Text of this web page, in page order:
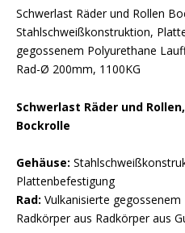
Schwerlast Räder und Rollen
Stahlschweißkonstruktion,
gegossenem Polyurethane
Rad-Ø 200mm, 1100KG
Schwerlast Räder und
Bockrolle
Gehäuse:
Plattenbefestigung
Rad: Vulkanisierte
Radkörper aus Radkörper aus